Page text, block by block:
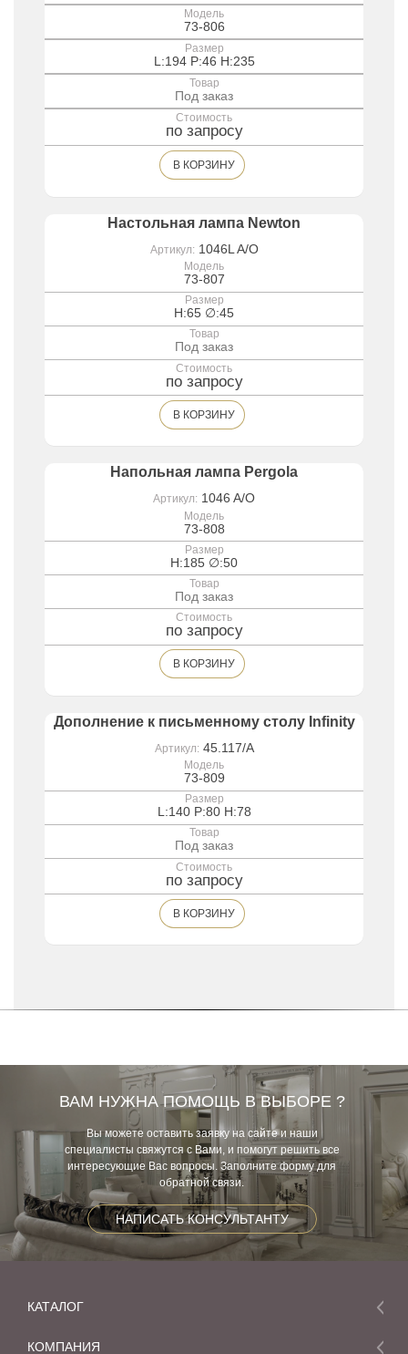
Модель
73-806
Размер
L:194 P:46 H:235
Товар
Под заказ
Стоимость
по запросу
В КОРЗИНУ
Настольная лампа Newton
Артикул: 1046L A/O
Модель
73-807
Размер
H:65 ∅:45
Товар
Под заказ
Стоимость
по запросу
В КОРЗИНУ
Напольная лампа Pergola
Артикул: 1046 A/O
Модель
73-808
Размер
H:185 ∅:50
Товар
Под заказ
Стоимость
по запросу
В КОРЗИНУ
Дополнение к письменному столу Infinity
Артикул: 45.117/A
Модель
73-809
Размер
L:140 P:80 H:78
Товар
Под заказ
Стоимость
по запросу
В КОРЗИНУ
ВАМ НУЖНА ПОМОЩЬ В ВЫБОРЕ ?
Вы можете оставить заявку на сайте и наши
специалисты свяжутся с Вами, и помогут решить все
интересующие Вас вопросы. Заполните форму для
обратной связи.
НАПИСАТЬ КОНСУЛЬТАНТУ
КАТАЛОГ
Мебель
КОМПАНИЯ